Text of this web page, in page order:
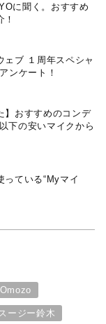
に聞く。おすすめ
ェブ １周年スペシャ
ンケート！
】おすすめのコンデ
下の安いマイクから
っている“Myマイ
ージー鈴木